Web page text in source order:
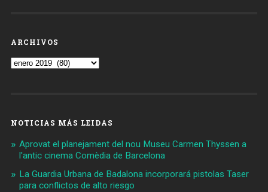
ARCHIVOS
Archivos
NOTICIAS MÁS LEIDAS
Aprovat el planejament del nou Museu Carmen Thyssen a
l'antic cinema Comèdia de Barcelona
La Guardia Urbana de Badalona incorporará pistolas Taser
para conflictos de alto riesgo